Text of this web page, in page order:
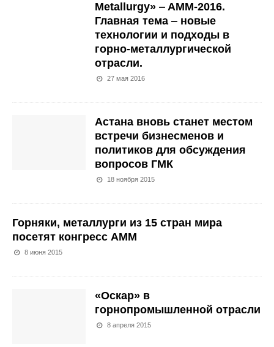
Metallurgy» ‒ AMM-2016.
Главная тема ‒ новые
технологии и подходы в
горно-металлургической
отрасли.
27 мая 2016
Астана вновь станет местом
встречи бизнесменов и
политиков для обсуждения
вопросов ГМК
18 ноября 2015
Горняки, металлурги из 15 стран мира
посетят конгресс АММ
8 июня 2015
«Оскар» в
горнопромышленной отрасли
8 апреля 2015